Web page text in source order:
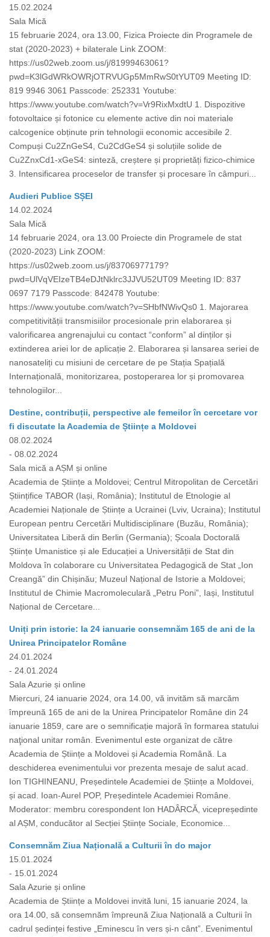
15.02.2024
Sala Mică
15 februarie 2024, ora 13.00, Fizica Proiecte din Programele de
stat (2020-2023) + bilaterale Link ZOOM:
https://us02web.zoom.us/j/81999463061?
pwd=K3lGdWRkOWRjOTRVUGp5MmRwS0tYUT09 Meeting ID:
819 9946 3061 Passcode: 252331 Youtube:
https://www.youtube.com/watch?v=Vr9RixMxdtU 1. Dispozitive
fotovoltaice și fotonice cu elemente active din noi materiale
calcogenice obținute prin tehnologii economic accesibile 2.
Compuși Cu2ZnGeS4, Cu2CdGeS4 și soluțiile solide de
Cu2ZnxCd1-xGeS4: sinteză, creștere și proprietăți fizico-chimice
3. Intensificarea proceselor de transfer și procesare în câmpuri...
Audieri Publice SȘEI
14.02.2024
Sala Mică
14 februarie 2024, ora 13.00 Proiecte din Programele de stat
(2020-2023) Link ZOOM:
https://us02web.zoom.us/j/83706977179?
pwd=UlVqVEIzeTB4eDJtNklrc3JJVU52UT09 Meeting ID: 837
0697 7179 Passcode: 842478 Youtube:
https://www.youtube.com/watch?v=SHbfNWivQs0 1. Majorarea
competitivității transmisiilor procesionale prin elaborarea și
valorificarea angrenajului cu contact “conform” al dinților și
extinderea ariei lor de aplicație 2. Elaborarea și lansarea seriei de
nanosateliți cu misiuni de cercetare de pe Stația Spațială
Internațională, monitorizarea, postoperarea lor și promovarea
tehnologiilor...
Destine, contribuții, perspective ale femeilor în cercetare vor
fi discutate la Academia de Științe a Moldovei
08.02.2024
- 08.02.2024
Sala mică a AȘM și online
Academia de Științe a Moldovei; Centrul Mitropolitan de Cercetări
Științifice TABOR (Iași, România); Institutul de Etnologie al
Academiei Naționale de Științe a Ucrainei (Lviv, Ucraina); Institutul
European pentru Cercetări Multidisciplinare (Buzău, România);
Universitatea Liberă din Berlin (Germania); Școala Doctorală
Științe Umanistice și ale Educației a Universității de Stat din
Moldova în colaborare cu Universitatea Pedagogică de Stat „Ion
Creangă” din Chișinău; Muzeul Național de Istorie a Moldovei;
Institutul de Chimie Macromoleculară „Petru Poni”, Iași, Institutul
Național de Cercetare...
Uniți prin istorie: la 24 ianuarie consemnăm 165 de ani de la
Unirea Principatelor Române
24.01.2024
- 24.01.2024
Sala Azurie și online
Miercuri, 24 ianuarie 2024, ora 14.00, vă invităm să marcăm
împreună 165 de ani de la Unirea Principatelor Române din 24
ianuarie 1859, care are o semnificație majoră în formarea statului
naţional unitar român. Evenimentul este organizat de către
Academia de Științe a Moldovei și Academia Română. La
deschiderea evenimentului vor prezenta mesaje de salut acad.
Ion TIGHINEANU, Președintele Academiei de Științe a Moldovei,
și acad. Ioan-Aurel POP, Președintele Academiei Române.
Moderator: membru corespondent Ion HADÂRCĂ, vicepreședinte
al AȘM, conducător al Secției Științe Sociale, Economice...
Consemnăm Ziua Națională a Culturii în do major
15.01.2024
- 15.01.2024
Sala Azurie și online
Academia de Științe a Moldovei invită luni, 15 ianuarie 2024, la
ora 14.00, să consemnăm împreună Ziua Națională a Culturii în
cadrul ședinței festive „Eminescu în vers și-n cânt”. Evenimentul